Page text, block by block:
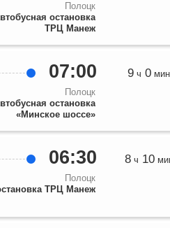
Полоцк
остановка
ТРЦ Манеж
07:00
Полоцк
остановка
«Минское шоссе»
9 ч 0 мин
06:30
Полоцк
ТРЦ Манеж
8ч 10